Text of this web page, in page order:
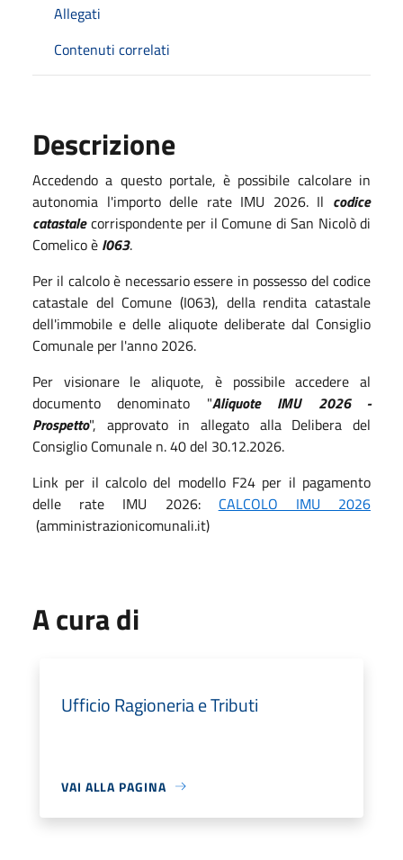
Allegati
Contenuti correlati
Descrizione
Accedendo a questo portale, è possibile calcolare in
autonomia l'importo delle rate IMU 2026. Il codice
catastalecorrispondente per il Comune di San Nicolò di
Comelico è I063.
Per il calcolo è necessario essere in possesso del codice
catastale del Comune (I063), della rendita catastale
dell'immobile e delle aliquote deliberate dal Consiglio
Comunale per l'anno 2026.
Per visionare le aliquote, è possibile accedere al
documento denominato "Aliquote IMU 2026 -
Prospetto", approvato in allegato alla Delibera del
Consiglio Comunale n. 40 del 30.12.2026.
Link per il calcolo del modello F24 per il pagamento
delle rate IMU 2026: CALCOLO IMU 2026
(amministrazionicomunali.it)
A cura di
Ufficio Ragioneria e Tributi
VAI ALLA PAGINA